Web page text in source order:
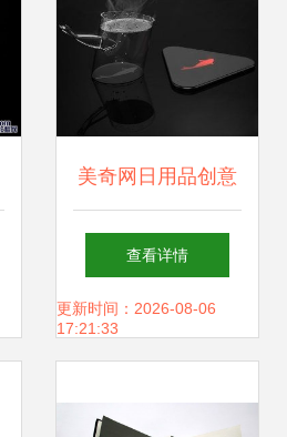
美奇网日用品创意
设计68 金鱼杯1杯
1垫，网站建设中
查看详情
更新时间：2026-08-06
17:21:33